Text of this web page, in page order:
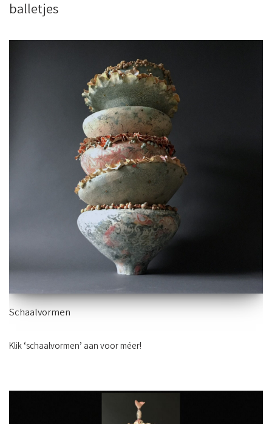
balletjes
Schaalvormen
Klik ‘schaalvormen’ aan voor méer!